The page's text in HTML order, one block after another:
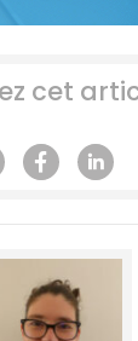
cet